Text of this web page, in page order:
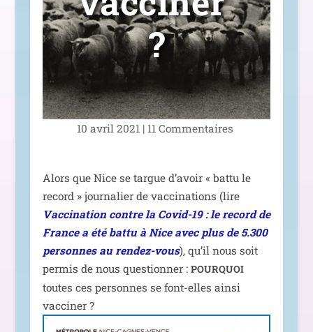
?
10 avril 2021 | 11 Commentaires
Alors que Nice se targue d’a­voir « bat­tu le
record » jour­na­lier de vac­ci­na­tions (lire
Vaccination contre la Covid-19 : le record de
France a été bat­tu à Nice avec plus de 5.300
per­sonnes au ren­dez-vous), qu’il nous soit
per­mis de nous ques­tion­ner : POURQUOI
toutes ces per­sonnes se font-elles ain­si
vacciner ?